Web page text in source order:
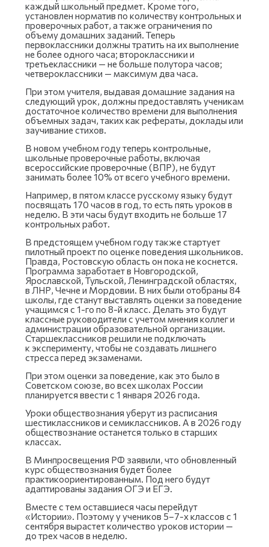
каждый школьный предмет. Кроме того,
установлен норматив по количеству контрольных и
проверочных работ, а также ограничения по
объему домашних заданий. Теперь
первоклассники должны тратить на их выполнение
не более одного часа; второклассники и
третьеклассники — не больше полутора часов;
четвероклассники — максимум два часа.
При этом учителя, выдавая домашние задания на
следующий урок, должны предоставлять ученикам
достаточное количество времени для выполнения
объемных задач, таких как рефераты, доклады или
заучивание стихов.
В новом учебном году теперь контрольные,
школьные проверочные работы, включая
всероссийские проверочные (ВПР), не будут
занимать более 10% от всего учебного времени.
Например, в пятом классе русскому языку будут
посвящать 170 часов в год, то есть пять уроков в
неделю. В эти часы будут входить не больше 17
контрольных работ.
В предстоящем учебном году также стартует
пилотный проект по оценке поведения школьников.
Правда, Ростовскую область он пока не коснется.
Программа заработает в Новгородской,
Ярославской, Тульской, Ленинградской областях,
в ЛНР, Чечне и Мордовии. В них были отобраны 84
школы, где станут выставлять оценки за поведение
учащимся с 1-го по 8-й класс. Делать это будут
классные руководители с учетом мнения коллег и
администрации образовательной организации.
Старшеклассников решили не подключать
к эксперименту, чтобы не создавать лишнего
стресса перед экзаменами.
При этом оценки за поведение, как это было в
Советском союзе, во всех школах России
планируется ввести с 1 января 2026 года.
Уроки обществознания уберут из расписания
шестиклассников и семиклассников. А в 2026 году
обществознание останется только в старших
классах.
В Минпросвещения РФ заявили, что обновленный
курс обществознания будет более
практикоориентированным. Под него будут
адаптированы задания ОГЭ и ЕГЭ.
Вместе с тем оставшиеся часы перейдут
«Истории». Поэтому у учеников 5–7-х классов с 1
сентября вырастет количество уроков истории —
до трех часов в неделю.